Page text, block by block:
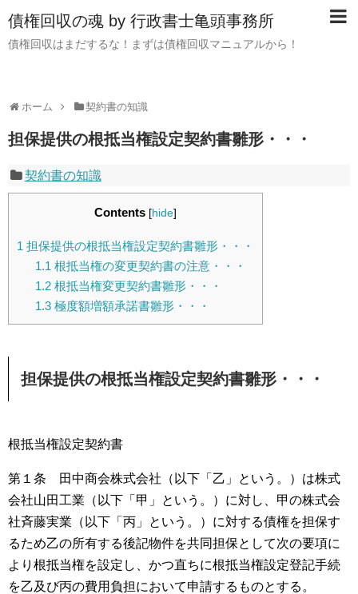
債権回収の魂 by 行政書士亀頭事務所
債権回収はまだするな！まずは債権回収マニュアルから！
ホーム 契約書の知識
担保提供の根抵当権設定契約書雛形・・・
契約書の知識
Contents [hide]
1 担保提供の根抵当権設定契約書雛形・・・
1.1 根抵当権の変更契約書の注意・・・
1.2根抵当権変更契約書雛形・・・
1.3極度額増額承諾書雛形・・・
担保提供の根抵当権設定契約書雛形・・・
根抵当権設定契約書
第１条 田中商会株式会社（以下「乙」という。）は株式
会社山田工業（以下「甲」という。）に対し、甲の株式会
社斉藤実業（以下「丙」という。）に対する債権を担保す
るため乙の所有する後記物件を共同担保として次の要項に
より根抵当権を設定し、かつ直ちに根抵当権設定登記手続
を乙及び丙の費用負担において申請するものとする。